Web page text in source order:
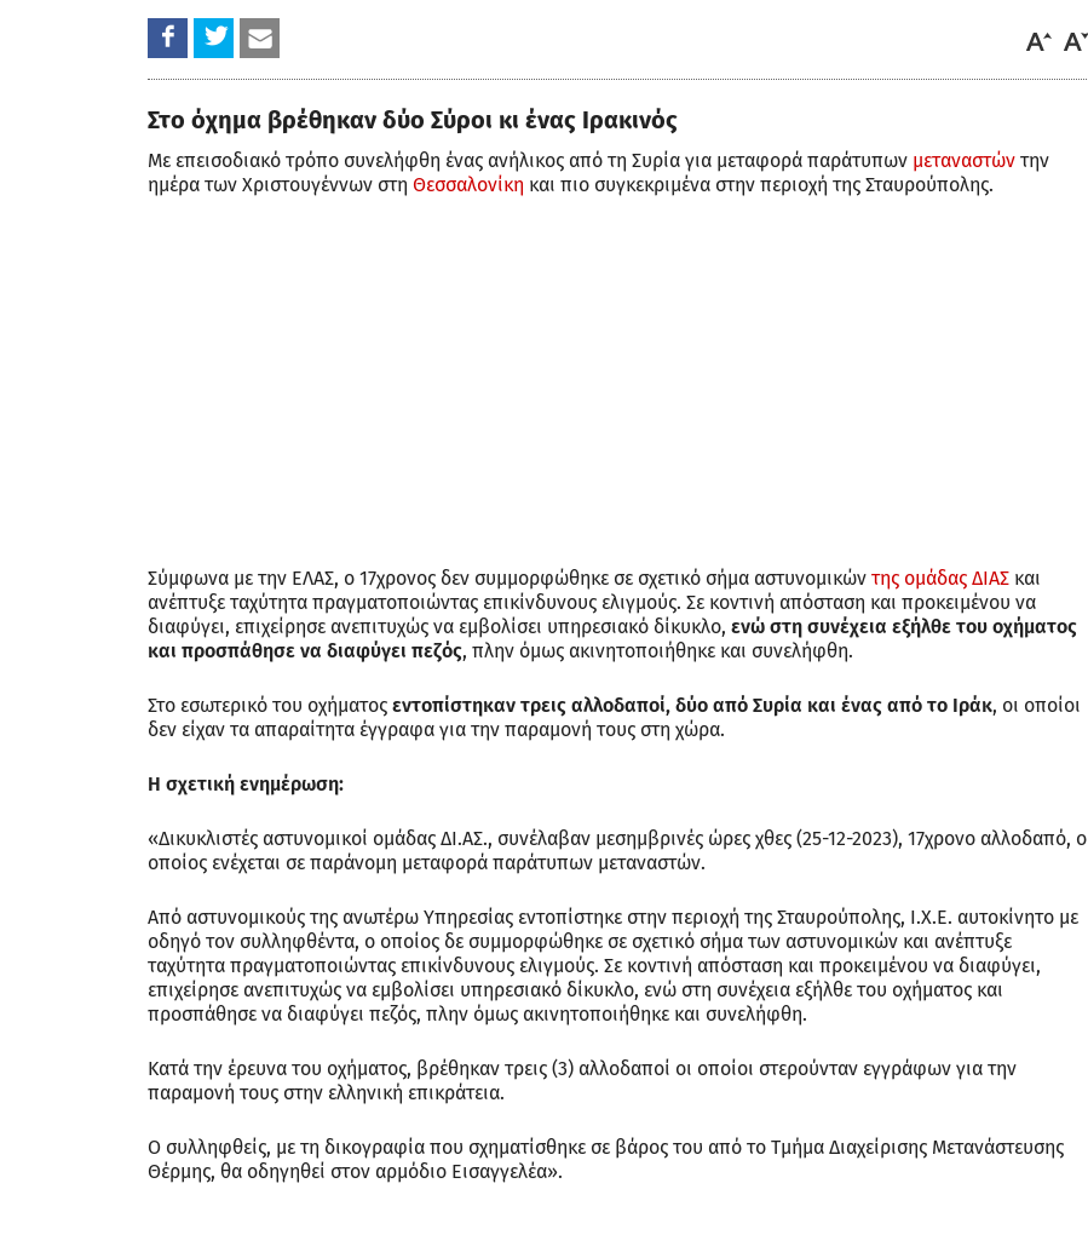
Στο όχημα βρέθηκαν δύο Σύροι κι ένας Ιρακινός
Με επεισοδιακό τρόπο συνελήφθη ένας ανήλικος από τη Συρία για μεταφορά παράτυπων μεταναστών την
ημέρα των Χριστουγέννων στη Θεσσαλονίκη και πιο συγκεκριμένα στην περιοχή της Σταυρούπολης.
Σύμφωνα με την ΕΛΑΣ, ο 17χρονος δεν συμμορφώθηκε σε σχετικό σήμα αστυνομικών της ομάδας ΔΙΑΣ και
ανέπτυξε ταχύτητα πραγματοποιώντας επικίνδυνους ελιγμούς. Σε κοντινή απόσταση και προκειμένου να
διαφύγει, επιχείρησε ανεπιτυχώς να εμβολίσει υπηρεσιακό δίκυκλο, ενώ στη συνέχεια εξήλθε του οχήματος
και προσπάθησε να διαφύγει πεζός, πλην όμως ακινητοποιήθηκε και συνελήφθη.
Στο εσωτερικό του οχήματος εντοπίστηκαν τρεις αλλοδαποί, δύο από Συρία και ένας από το Ιράκ, οι οποίοι
δεν είχαν τα απαραίτητα έγγραφα για την παραμονή τους στη χώρα.
Η σχετική ενημέρωση:
«Δικυκλιστές αστυνομικοί ομάδας ΔΙ.ΑΣ., συνέλαβαν μεσημβρινές ώρες χθες (25-12-2023), 17χρονο αλλοδαπό, ο
οποίος ενέχεται σε παράνομη μεταφορά παράτυπων μεταναστών.
Από αστυνομικούς της ανωτέρω Υπηρεσίας εντοπίστηκε στην περιοχή της Σταυρούπολης, Ι.Χ.Ε. αυτοκίνητο με
οδηγό τον συλληφθέντα, ο οποίος δε συμμορφώθηκε σε σχετικό σήμα των αστυνομικών και ανέπτυξε
ταχύτητα πραγματοποιώντας επικίνδυνους ελιγμούς. Σε κοντινή απόσταση και προκειμένου να διαφύγει,
επιχείρησε ανεπιτυχώς να εμβολίσει υπηρεσιακό δίκυκλο, ενώ στη συνέχεια εξήλθε του οχήματος και
προσπάθησε να διαφύγει πεζός, πλην όμως ακινητοποιήθηκε και συνελήφθη.
Κατά την έρευνα του οχήματος, βρέθηκαν τρεις (3) αλλοδαποί οι οποίοι στερούνταν εγγράφων για την
παραμονή τους στην ελληνική επικράτεια.
Ο συλληφθείς, με τη δικογραφία που σχηματίσθηκε σε βάρος του από το Τμήμα Διαχείρισης Μετανάστευσης
Θέρμης, θα οδηγηθεί στον αρμόδιο Εισαγγελέα».